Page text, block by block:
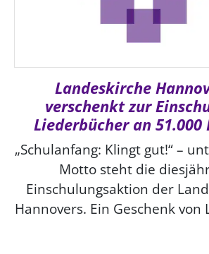
Landeskirche
verschenkt zur
Liederbücher an 51.000
„Schulanfang: Klingt gut!“ –
Motto steht die
Einschulungsaktion der
Hannovers. Ein Geschenk von